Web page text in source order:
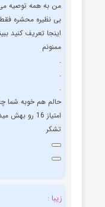
من به همه توصیه می
بی نظیره محشره فقط
اینجا تعریف کنید
ممنونم
.
.
.
امتیاز 16
تشکر
زیبا :